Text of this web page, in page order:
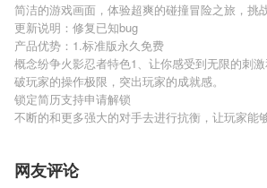
简洁的游戏画面，体验超爽的碰撞冒险之旅，挑
更新说明：修复已知bug
产品优势：1.标准版永久免费
概念纷争火影忍者特色1、让你感受到无限的刺
破玩家的操作极限，突出玩家的成就感。
锁定简历支持申请解锁
不断的和更多强大的对手去进行抗衡，让玩家能
网友评论